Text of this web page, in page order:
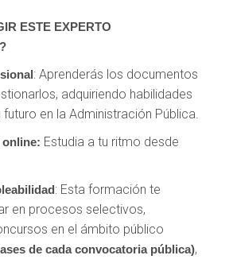
ESTE EXPERTO
: Aprenderás los documentos
adquiriendo habilidades
en la Administración Pública.
online: Estudia a tu ritmo desde
: Esta formación te
en procesos selectivos,
en el ámbito público
de cada convocatoria pública),